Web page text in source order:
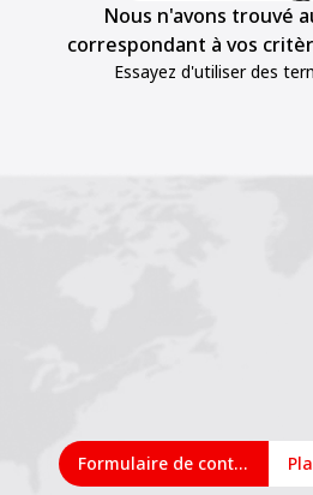
Nous n'avons trouvé
correspondant à vos
Essayez d'utiliser des
Formulaire de contact